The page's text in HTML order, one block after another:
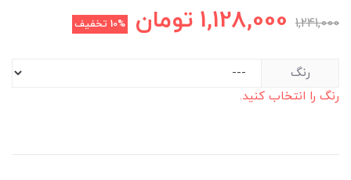
1,241,000
1,128,000 تومان 10% تخفیف
رنگ
رنگ را انتخاب کنید.